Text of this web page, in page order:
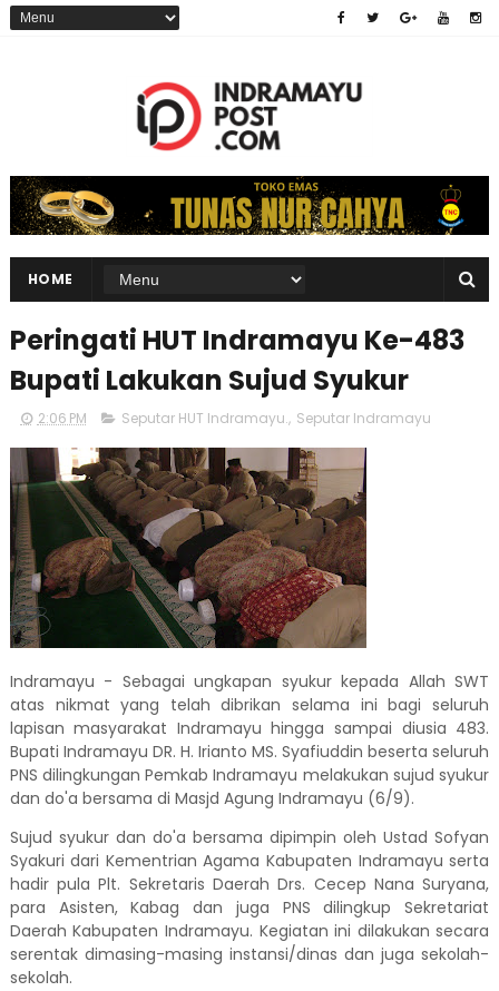
HOME
Peringati HUT Indramayu Ke-483
Bupati Lakukan Sujud Syukur
2:06 PM Seputar HUT Indramayu., Seputar Indramayu
Indramayu - Sebagai ungkapan syukur kepada Allah SWT
atas nikmat yang telah dibrikan selama ini bagi seluruh
lapisan masyarakat Indramayu hingga sampai diusia 483.
Bupati Indramayu DR. H. Irianto MS. Syafiuddin beserta seluruh
PNS dilingkungan Pemkab Indramayu melakukan sujud syukur
dan do'a bersama di Masjd Agung Indramayu (6/9).
Sujud syukur dan do'a bersama dipimpin oleh Ustad Sofyan
Syakuri dari Kementrian Agama Kabupaten Indramayu serta
hadir pula Plt. Sekretaris Daerah Drs. Cecep Nana Suryana,
para Asisten, Kabag dan juga PNS dilingkup Sekretariat
Daerah Kabupaten Indramayu. Kegiatan ini dilakukan secara
serentak dimasing-masing instansi/dinas dan juga sekolah-
sekolah.